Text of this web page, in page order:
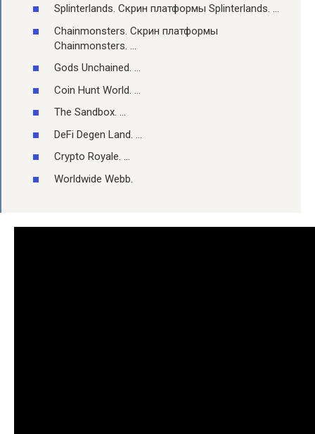
Splinterlands. Скрин платформы Splinterlands. …
Chainmonsters. Скрин платформы
Chainmonsters. …
Gods Unchained. …
Coin Hunt World. …
The Sandbox. …
DeFi Degen Land. …
Crypto Royale. …
Worldwide Webb.